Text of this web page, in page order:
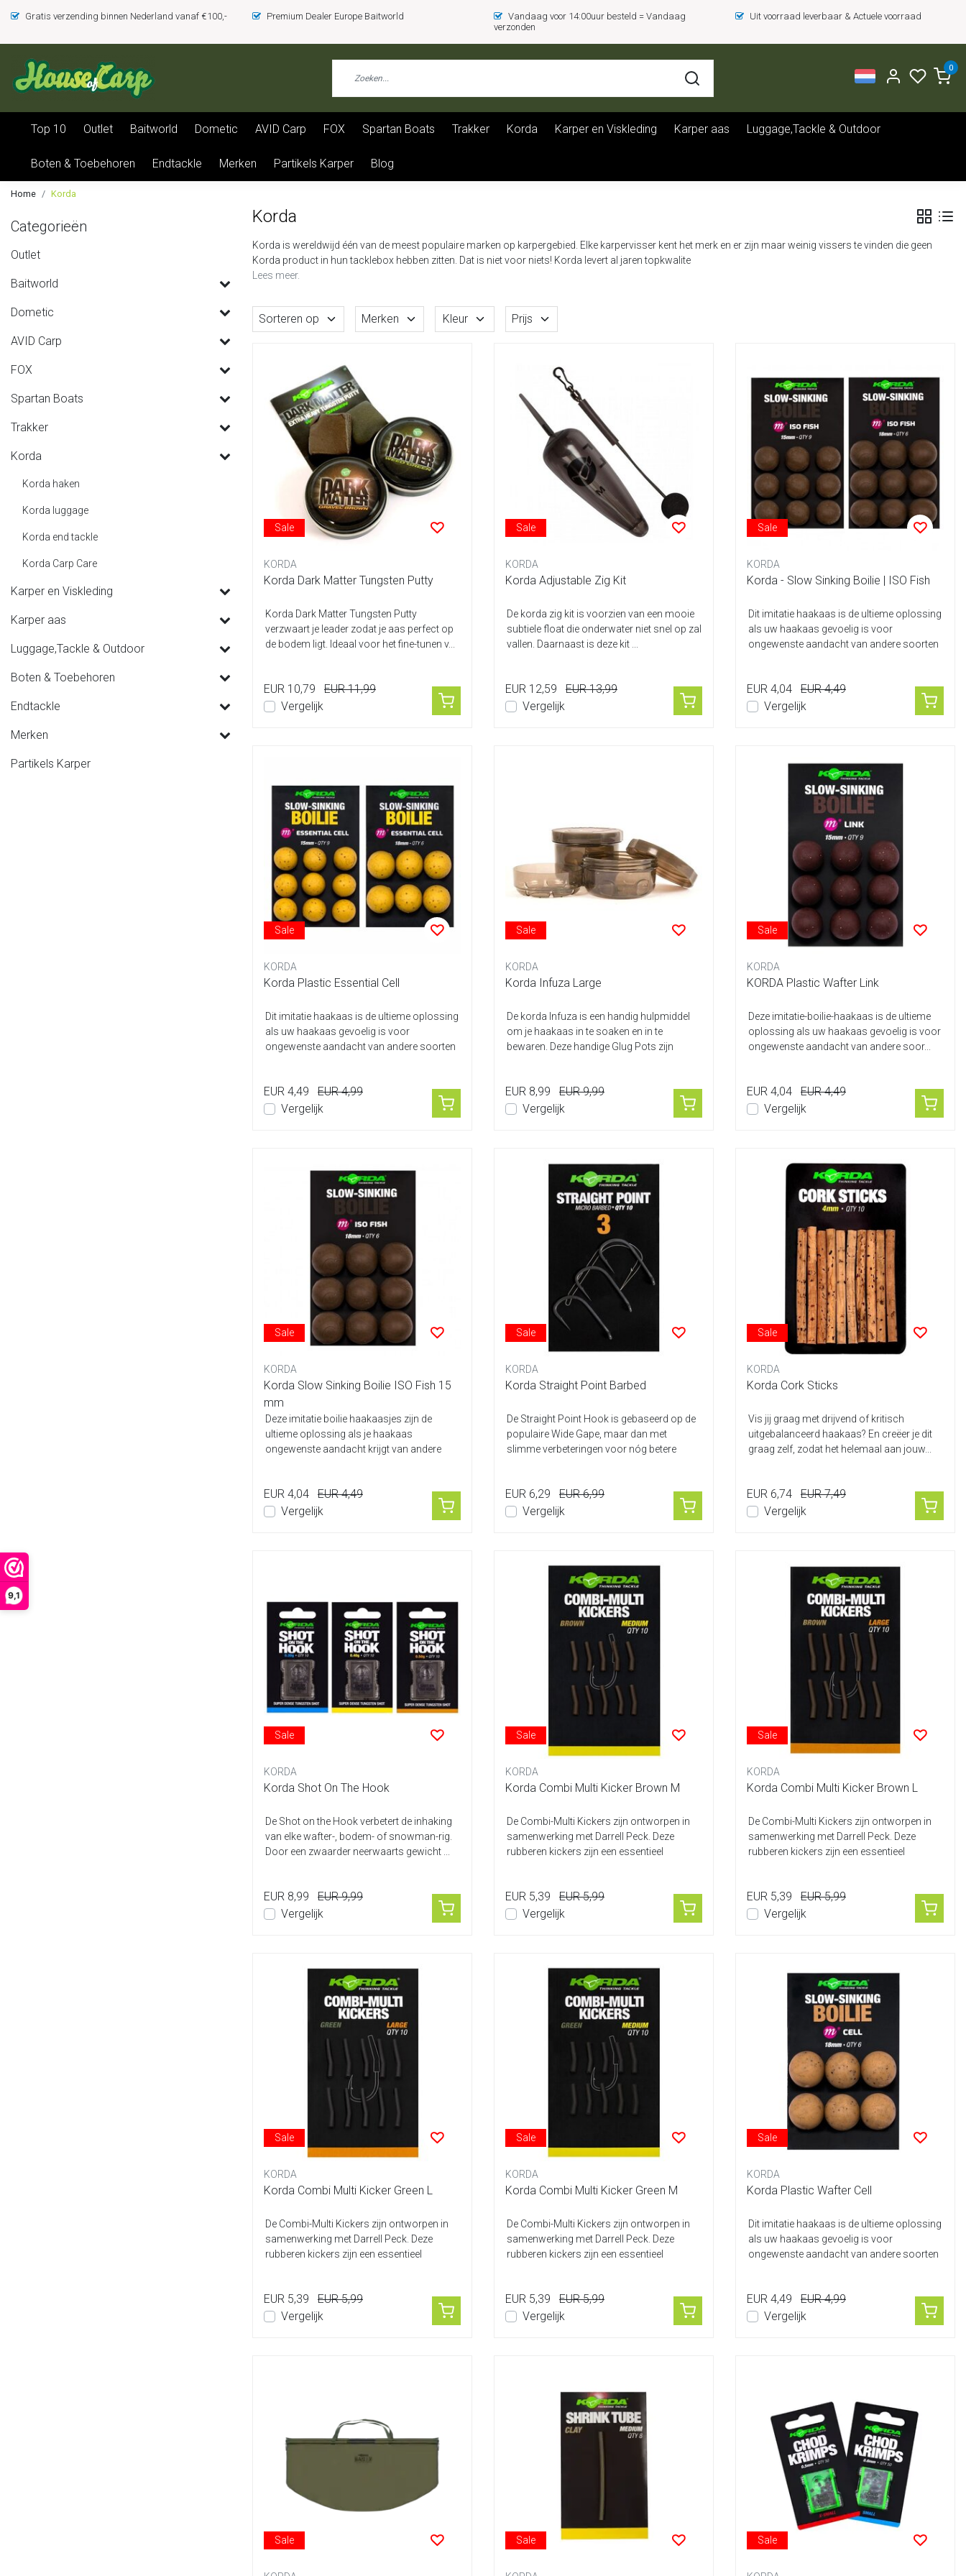
9,1
Gratis verzending binnen Nederland vanaf €100,- Premium Dealer Europe Baitworld
Vandaag voor 14:00uur besteld = Vandaag
verzonden
Uit voorraad leverbaar & Actuele voorraad
0
Top 10 Outlet Baitworld Dometic AVID Carp FOX Spartan Boats Trakker Korda Karper en Viskleding Karper aas Luggage,Tackle & Outdoor
Boten & Toebehoren Endtackle Merken Partikels Karper Blog
Home Korda
Categorieën
Outlet
Baitworld
Dometic
AVID Carp
FOX
Spartan Boats
Trakker
Korda
Korda haken
Korda luggage
Korda end tackle
Korda Carp Care
Karper en Viskleding
Karper aas
Luggage,Tackle & Outdoor
Boten & Toebehoren
Endtackle
Merken
Partikels Karper
Korda
Korda is wereldwijd één van de meest populaire marken op karpergebied. Elke karpervisser kent het merk en er zijn maar weinig vissers te vinden die geen
Korda product in hun tacklebox hebben zitten. Dat is niet voor niets! Korda levert al jaren topkwalite
Lees meer.
Sorteren op Merken Kleur Prijs
Sale
KORDA
Korda Dark Matter Tungsten Putty
Korda Dark Matter Tungsten Putty
verzwaart je leader zodat je aas perfect op
de bodem ligt. Ideaal voor het fine-tunen v...
EUR 10,79
EUR 11,99
Vergelijk
Sale
KORDA
Korda Adjustable Zig Kit
De korda zig kit is voorzien van een mooie
subtiele float die onderwater niet snel op zal
vallen. Daarnaast is deze kit ...
EUR 12,59
EUR 13,99
Vergelijk
Sale
KORDA
Korda - Slow Sinking Boilie | ISO Fish
Dit imitatie haakaas is de ultieme oplossing
als uw haakaas gevoelig is voor
ongewenste aandacht van andere soorten
EUR 4,04
EUR 4,49
Vergelijk
Sale
KORDA
Korda Plastic Essential Cell
Dit imitatie haakaas is de ultieme oplossing
als uw haakaas gevoelig is voor
ongewenste aandacht van andere soorten
EUR 4,49
EUR 4,99
Vergelijk
Sale
KORDA
Korda Infuza Large
De korda Infuza is een handig hulpmiddel
om je haakaas in te soaken en in te
bewaren. Deze handige Glug Pots zijn
EUR 8,99
EUR 9,99
Vergelijk
Sale
KORDA
KORDA Plastic Wafter Link
Deze imitatie-boilie-haakaas is de ultieme
oplossing als uw haakaas gevoelig is voor
ongewenste aandacht van andere soor...
EUR 4,04
EUR 4,49
Vergelijk
Sale
KORDA
Korda Slow Sinking Boilie ISO Fish 15
mm
Deze imitatie boilie haakaasjes zijn de
ultieme oplossing als je haakaas
ongewenste aandacht krijgt van andere
EUR 4,04
EUR 4,49
Vergelijk
Sale
KORDA
Korda Straight Point Barbed
De Straight Point Hook is gebaseerd op de
populaire Wide Gape, maar dan met
slimme verbeteringen voor nóg betere
EUR 6,29
EUR 6,99
Vergelijk
Sale
KORDA
Korda Cork Sticks
Vis jij graag met drijvend of kritisch
uitgebalanceerd haakaas? En creëer je dit
graag zelf, zodat het helemaal aan jouw...
EUR 6,74
EUR 7,49
Vergelijk
Sale
KORDA
Korda Shot On The Hook
De Shot on the Hook verbetert de inhaking
van elke wafter-, bodem- of snowman-rig.
Door een zwaarder neerwaarts gewicht ...
EUR 8,99
EUR 9,99
Vergelijk
Sale
KORDA
Korda Combi Multi Kicker Brown M
De Combi-Multi Kickers zijn ontworpen in
samenwerking met Darrell Peck. Deze
rubberen kickers zijn een essentieel
EUR 5,39
EUR 5,99
Vergelijk
Sale
KORDA
Korda Combi Multi Kicker Brown L
De Combi-Multi Kickers zijn ontworpen in
samenwerking met Darrell Peck. Deze
rubberen kickers zijn een essentieel
EUR 5,39
EUR 5,99
Vergelijk
Sale
KORDA
Korda Combi Multi Kicker Green L
De Combi-Multi Kickers zijn ontworpen in
samenwerking met Darrell Peck. Deze
rubberen kickers zijn een essentieel
EUR 5,39
EUR 5,99
Vergelijk
Sale
KORDA
Korda Combi Multi Kicker Green M
De Combi-Multi Kickers zijn ontworpen in
samenwerking met Darrell Peck. Deze
rubberen kickers zijn een essentieel
EUR 5,39
EUR 5,99
Vergelijk
Sale
KORDA
Korda Plastic Wafter Cell
Dit imitatie haakaas is de ultieme oplossing
als uw haakaas gevoelig is voor
ongewenste aandacht van andere soorten
EUR 4,49
EUR 4,99
Vergelijk
Sale Sale Sale